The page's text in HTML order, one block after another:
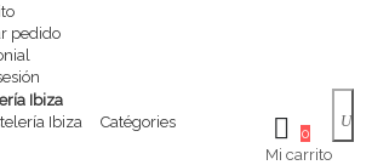
pedido
Ibiza
0
Mi carrito
Catégories